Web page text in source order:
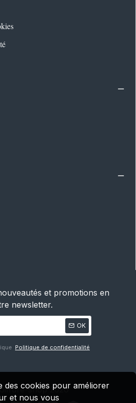
et promotions en
newsletter.
OK
Politique de confidentialité
shop 2026
des cookies pour améliorer
et nous vous